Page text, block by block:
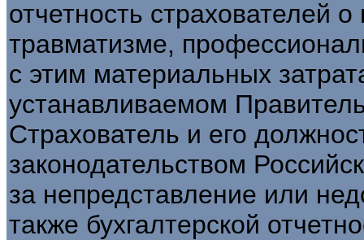
отчетность страхователей
травматизме,
с этим материальных
устанавливаемом
Страхователь и его
законодательством
за непредставление или
также бухгалтерской